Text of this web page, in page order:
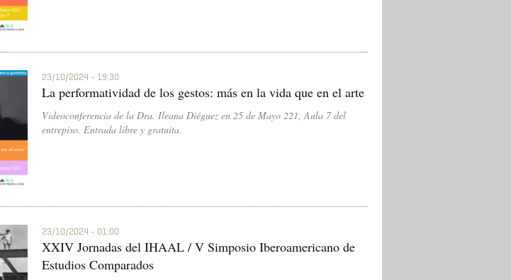
23/10/2024 - 19:30
La performatividad de los gestos: más en la vida que en el arte
Videoconferencia de la Dra. Ileana Diéguez en 25 de Mayo 221, Aula 7 del
entrepiso. Entrada libre y gratuita.
23/10/2024 - 01:00
XXIV Jornadas del IHAAL / V Simposio Iberoamericano de
Estudios Comparados